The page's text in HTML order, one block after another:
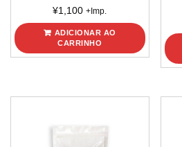
¥1,100 +Imp.
ADICIONAR AO
CARRINHO